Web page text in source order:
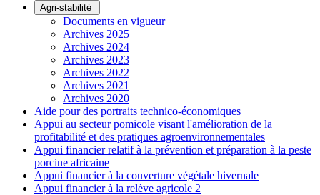
Agri-stabilité
Documents en vigueur
Archives 2025
Archives 2024
Archives 2023
Archives 2022
Archives 2021
Archives 2020
Aide pour des portraits technico-économiques
Appui au secteur pomicole visant l'amélioration de la
profitabilité et des pratiques agroenvironnementales
Appui financier relatif à la prévention et préparation à la peste
porcine africaine
Appui financier à la couverture végétale hivernale
Appui financier à la relève agricole 2